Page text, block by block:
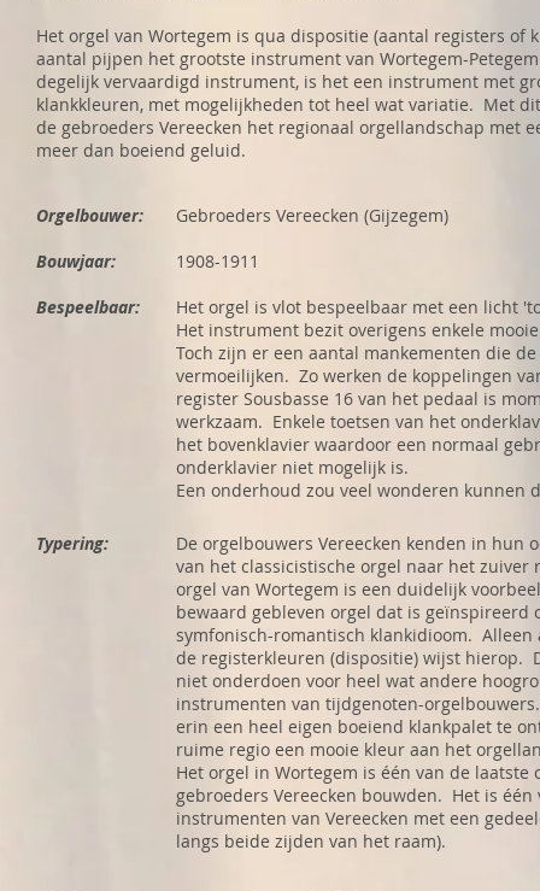
Het orgel van Wortegem is qua dispositie (aantal registers of
aantal pijpen het grootste instrument van Wortegem-
degelijk vervaardigd instrument, is het een instrument met
klankkleuren, met mogelijkheden tot heel wat variatie. Met
de gebroeders Vereecken het regionaal orgellandschap met
meer dan boeiend geluid.
Orgelbouwer:
Bouwjaar:
Bespeelbaar:
Gebroeders Vereecken (Gijzegem)
1908-1911
Het orgel is vlot bespeelbaar met een licht
Het instrument bezit overigens enkele
Toch zijn er een aantal mankementen die
vermoeilijken. Zo werken de koppelingen
register Sousbasse 16 van het pedaal is
werkzaam. Enkele toetsen van het
het bovenklavier waardoor een normaal
onderklavier niet mogelijk is.
Een onderhoud zou veel wonderen kunnen
Typering:
De orgelbouwers Vereecken kenden in hun
van het classicistische orgel naar het
orgel van Wortegem is een duidelijk
bewaard gebleven orgel dat is geïnspireerd
symfonisch-romantisch klankidioom. Alleen
de registerkleuren (dispositie) wijst hierop.
niet onderdoen voor heel wat andere
instrumenten van tijdgenoten-
erin een heel eigen boeiend klankpalet te
ruime regio een mooie kleur aan het
Het orgel in Wortegem is één van de laatste
gebroeders Vereecken bouwden. Het is één
instrumenten van Vereecken met een
langs beide zijden van het raam).